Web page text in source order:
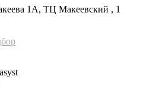
1А, ТЦ Макеевский , 1